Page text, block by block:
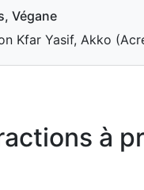
Végane
Kfar Yasif, Akko
à